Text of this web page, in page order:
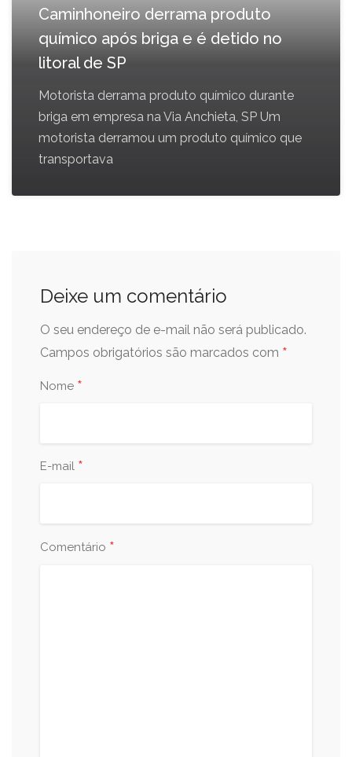
Caminhoneiro derrama produto
químico após briga e é detido no
litoral de SP
Motorista derrama produto químico durante
briga em empresa na Via Anchieta, SP Um
motorista derramou um produto químico que
transportava
Deixe um comentário
O seu endereço de e-mail não será publicado.
Campos obrigatórios são marcados com *
Nome *
E-mail *
Comentário *